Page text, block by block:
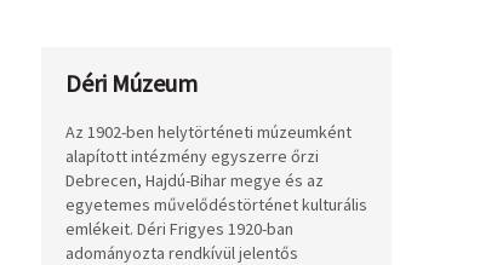
Déri Múzeum
Az 1902-ben helytörténeti múzeumként
alapított intézmény egyszerre őrzi
Debrecen, Hajdú-Bihar megye és az
egyetemes művelődéstörténet kulturális
emlékeit. Déri Frigyes 1920-ban
adományozta rendkívül jelentős